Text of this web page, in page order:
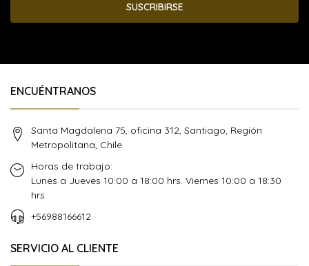
SUSCRIBIRSE
ENCUÉNTRANOS
Santa Magdalena 75, oficina 312, Santiago, Región
Metropolitana, Chile
Horas de trabajo:
Lunes a Jueves 10:00 a 18:00 hrs. Viernes 10:00 a 18:30
hrs.
+56988166612
SERVICIO AL CLIENTE